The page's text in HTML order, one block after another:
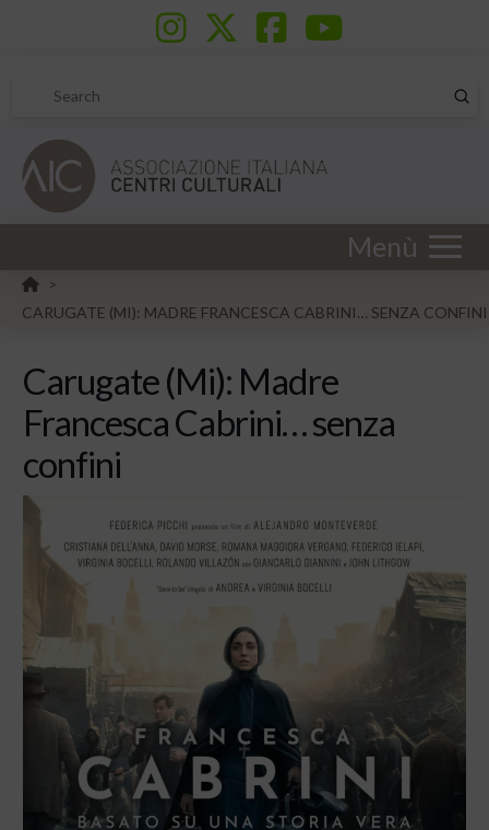
Search
Menù
HOME
>
CARUGATE (MI): MADRE FRANCESCA CABRINI… SENZA CONFINI
Carugate (Mi): Madre
Francesca Cabrini… senza
confini